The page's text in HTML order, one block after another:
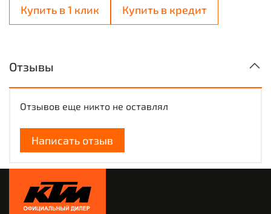
Купить в 1 клик Купить в кредит
Отзывы
Отзывов еще никто не оставлял
Написать отзыв